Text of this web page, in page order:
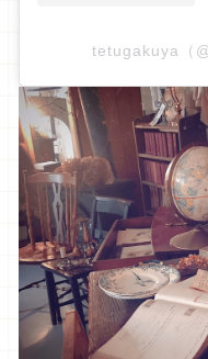
tetugakuya（